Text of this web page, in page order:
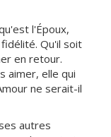
l'Époux,
Qu'il soit
en retour.
aimer, elle qui
ne serait-il
autres